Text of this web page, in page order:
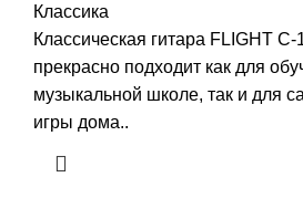
Классика
Классическая гитара FLIGHT
прекрасно подходит как для
музыкальной школе, так и для
игры дома..